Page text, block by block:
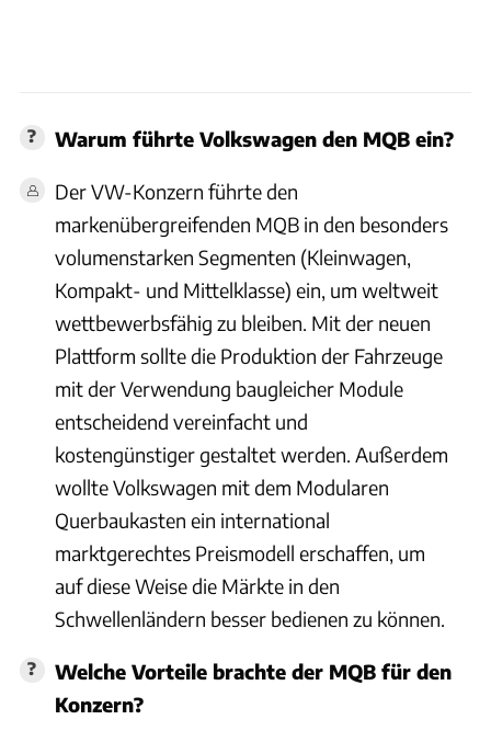
Warum führte Volkswagen den MQB ein?
Der VW-Konzern führte den
markenübergreifenden MQB in den besonders
volumenstarken Segmenten (Kleinwagen,
Kompakt- und Mittelklasse) ein, um weltweit
wettbewerbsfähig zu bleiben. Mit der neuen
Plattform sollte die Produktion der Fahrzeuge
mit der Verwendung baugleicher Module
entscheidend vereinfacht und
kostengünstiger gestaltet werden. Außerdem
wollte Volkswagen mit dem Modularen
Querbaukasten ein international
marktgerechtes Preismodell erschaffen, um
auf diese Weise die Märkte in den
Schwellenländern besser bedienen zu können.
Welche Vorteile brachte der MQB für den
Konzern?